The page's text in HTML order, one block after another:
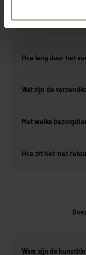
Hoe lang duur het
Wat zijn de
Met welke
Hoe zit het met
Waar zijn de